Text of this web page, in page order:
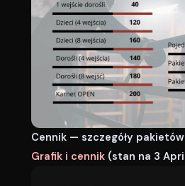
Cennik — szczegóły
Grafik i cennik (stan na 3